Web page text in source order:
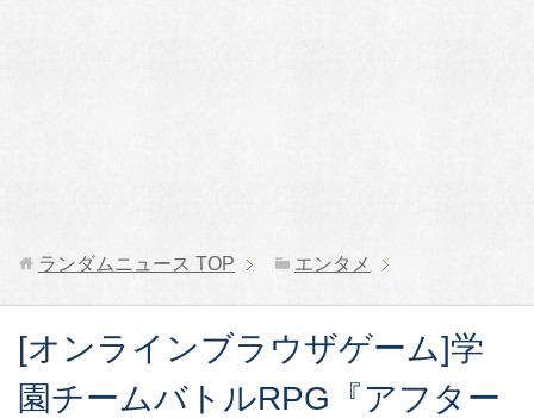
ランダムニュース TOP エンタメ
[オンラインブラウザゲーム]学
園チームバトルRPG『アフター